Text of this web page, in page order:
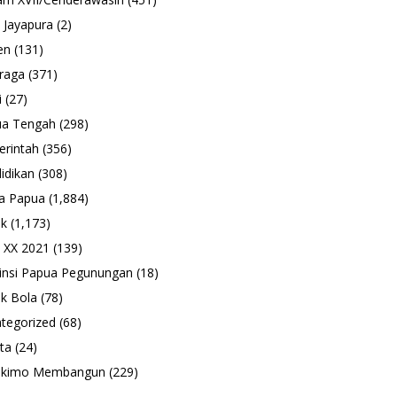
(2)
(131)
(371)
(27)
Tengah (298)
(356)
(308)
Papua (1,884)
(1,173)
2021 (139)
Papua Pegunungan (18)
Bola (78)
(68)
(24)
Membangun (229)